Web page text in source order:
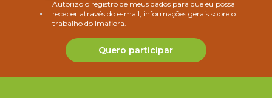
Autorizo o registro de meus dados para que eu possa
receber através do e-mail, informações gerais sobre o
trabalho do Imaflora.
Quero participar